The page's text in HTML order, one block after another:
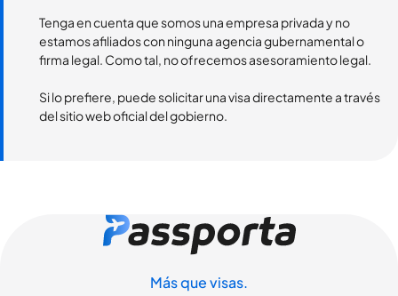
Tenga en cuenta que somos una empresa privada y no
estamos afiliados con ninguna agencia gubernamental o
firma legal. Como tal, no ofrecemos asesoramiento legal.
Si lo prefiere, puede solicitar una visa directamente a través
del sitio web oficial del gobierno.
Más que visas.